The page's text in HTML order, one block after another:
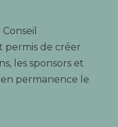
permis de créer
les sponsors et
permanence le